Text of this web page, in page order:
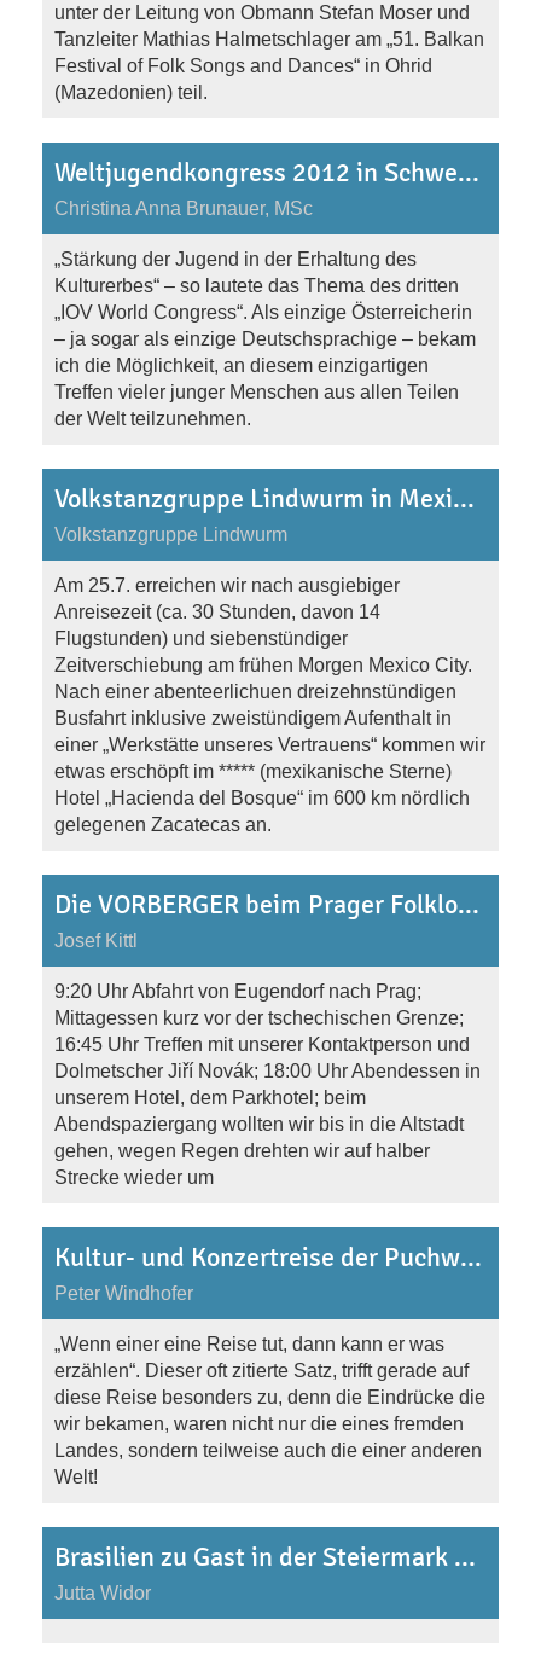
unter der Leitung von Obmann Stefan Moser und
Tanzleiter Mathias Halmetschlager am „51. Balkan
Festival of Folk Songs and Dances“ in Ohrid
(Mazedonien) teil.
Weltjugendkongress 2012 in Schweden
Christina Anna Brunauer, MSc
„Stärkung der Jugend in der Erhaltung des
Kulturerbes“ – so lautete das Thema des dritten
„IOV World Congress“. Als einzige Österreicherin
– ja sogar als einzige Deutschsprachige – bekam
ich die Möglichkeit, an diesem einzigartigen
Treffen vieler junger Menschen aus allen Teilen
der Welt teilzunehmen.
Volkstanzgruppe Lindwurm in Mexiko vom 25.7.-9.8.2009
Volkstanzgruppe Lindwurm
Am 25.7. erreichen wir nach ausgiebiger
Anreisezeit (ca. 30 Stunden, davon 14
Flugstunden) und siebenstündiger
Zeitverschiebung am frühen Morgen Mexico City.
Nach einer abenteerlichuen dreizehnstündigen
Busfahrt inklusive zweistündigem Aufenthalt in
einer „Werkstätte unseres Vertrauens“ kommen wir
etwas erschöpft im ***** (mexikanische Sterne)
Hotel „Hacienda del Bosque“ im 600 km nördlich
gelegenen Zacatecas an.
Die VORBERGER beim Prager Folklore-Festival von 23.-26.7.2009
Josef Kittl
9:20 Uhr Abfahrt von Eugendorf nach Prag;
Mittagessen kurz vor der tschechischen Grenze;
16:45 Uhr Treffen mit unserer Kontaktperson und
Dolmetscher Jiří Novák; 18:00 Uhr Abendessen in
unserem Hotel, dem Parkhotel; beim
Abendspaziergang wollten wir bis in die Altstadt
gehen, wegen Regen drehten wir auf halber
Strecke wieder um
Kultur- und Konzertreise der Puchwieser Sänger nach Litauen vom 10.-13.7.2009
Peter Windhofer
„Wenn einer eine Reise tut, dann kann er was
erzählen“. Dieser oft zitierte Satz, trifft gerade auf
diese Reise besonders zu, denn die Eindrücke die
wir bekamen, waren nicht nur die eines fremden
Landes, sondern teilweise auch die einer anderen
Welt!
Brasilien zu Gast in der Steiermark vom 25.-31.5.2009
Jutta Widor